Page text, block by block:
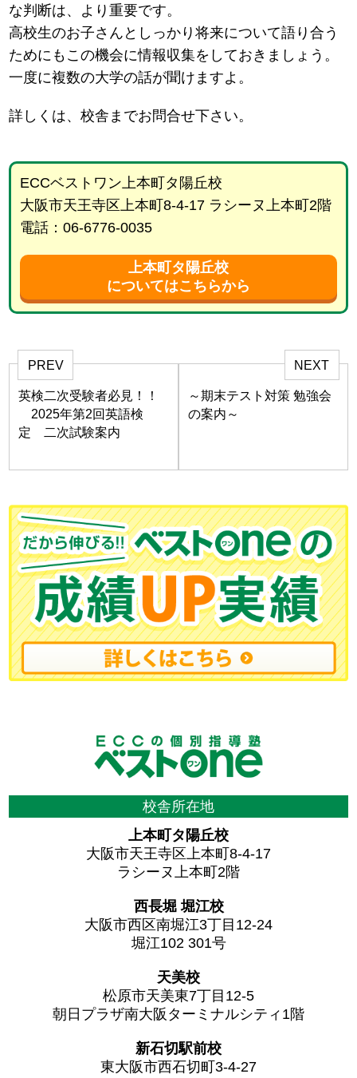
な判断は、より重要です。
高校生のお子さんとしっかり将来について語り合う
ためにもこの機会に情報収集をしておきましょう。
一度に複数の大学の話が聞けますよ。
詳しくは、校舎までお問合せ下さい。
ECCベストワン上本町タ陽丘校
大阪市天王寺区上本町8-4-17 ラシーヌ上本町2階
電話：06-6776-0035
上本町タ陽丘校
についてはこちらから
PREV
英検二次受験者必見！！
2025年第2回英語検
定 二次試験案内
NEXT
～期末テスト対策 勉強会
の案内～
校舎所在地
上本町タ陽丘校
大阪市天王寺区上本町8-4-17
ラシーヌ上本町2階
西長堀 堀江校
大阪市西区南堀江3丁目12-24
堀江102 301号
天美校
松原市天美東7丁目12-5
朝日プラザ南大阪ターミナルシティ1階
新石切駅前校
東大阪市西石切町3-4-27